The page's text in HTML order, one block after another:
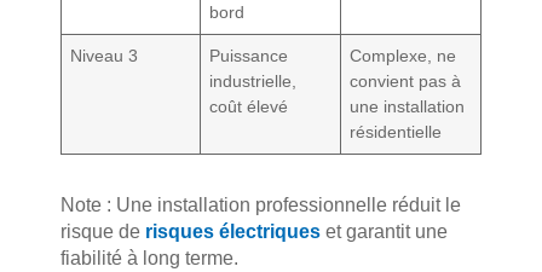
bord
Niveau 3
Puissance
industrielle,
coût élevé
Complexe, ne
convient pas à
une installation
résidentielle
Note : Une installation professionnelle réduit le
risque de risques électriques et garantit une
fiabilité à long terme.
Português
Русский
العربية
Türkçe
Bahasa Indonesia
Deutsch